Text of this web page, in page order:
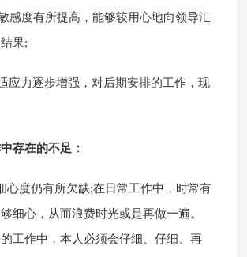
感度有所提高，能够较用心地向领导汇
果;
应力逐步增强，对后期安排的工作，现
存在的不足：
心度仍有所欠缺;在日常工作中，时常有
细心，从而浪费时光或是再做一遍。
工作中，本人必须会仔细、仔细、再